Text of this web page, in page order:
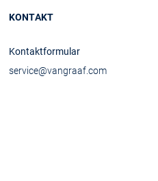
KONTAKT
Kontaktformular
service@vangraaf.com